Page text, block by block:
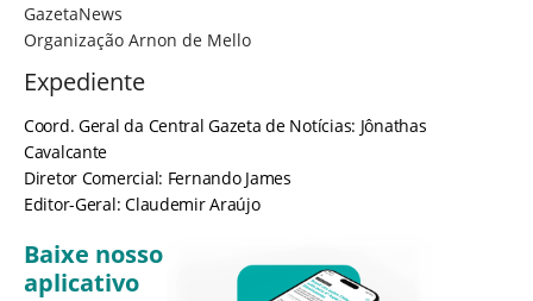
GazetaNews
Organização Arnon de Mello
Expediente
Coord. Geral da Central Gazeta de Notícias: Jônathas
Cavalcante
Diretor Comercial: Fernando James
Editor-Geral: Claudemir Araújo
Baixe nosso
aplicativo